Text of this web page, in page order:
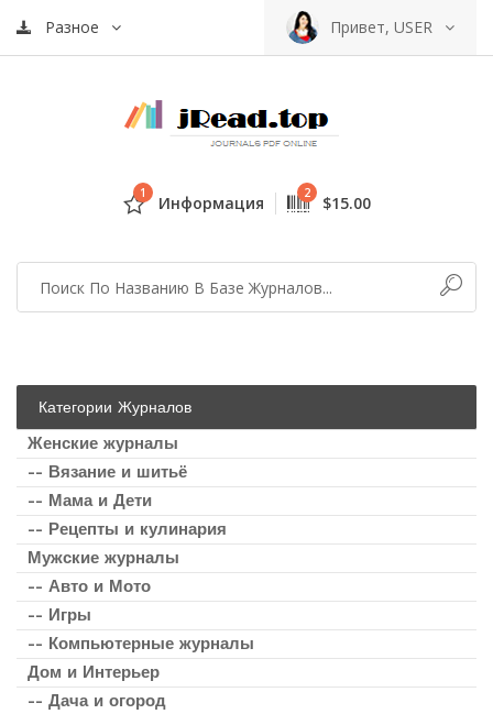
Разное Привет, USER
1 Информация 2 $15.00
Категории Журналов
Женские журналы
-- Вязание и шитьё
-- Мама и Дети
-- Рецепты и кулинария
Мужские журналы
-- Авто и Мото
-- Игры
-- Компьютерные журналы
Дом и Интерьер
-- Дача и огород